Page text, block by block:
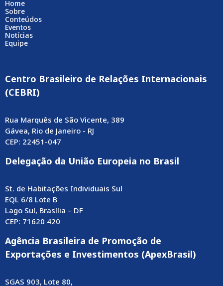
Home
Sobre
Conteúdos
Eventos
Notícias
Equipe
Centro Brasileiro de Relações Internacionais
(CEBRI)
Rua Marquês de São Vicente, 389
Gávea, Rio de Janeiro - RJ
CEP: 22451-047
Delegação da União Europeia no Brasil
St. de Habitações Individuais Sul
EQL 6/8 Lote B
Lago Sul, Brasília – DF
CEP: 71620 420
Agência Brasileira de Promoção de
Exportações e Investimentos (ApexBrasil)
SGAS 903, Lote 80,